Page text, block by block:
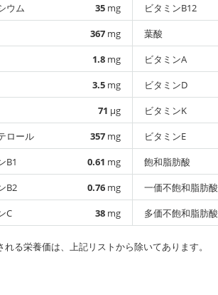
ウム
35 mg
367 mg
1.8 mg
3.5 mg
71 µg
ロール
357 mg
B1
0.61 mg
B2
0.76 mg
C
38 mg
ビタミンB12
葉酸
ビタミンA
ビタミンD
ビタミンK
ビタミンE
飽和脂肪酸
一価不飽和脂肪酸
多価不飽和脂肪酸
る栄養価は、上記リストから除いてあります。